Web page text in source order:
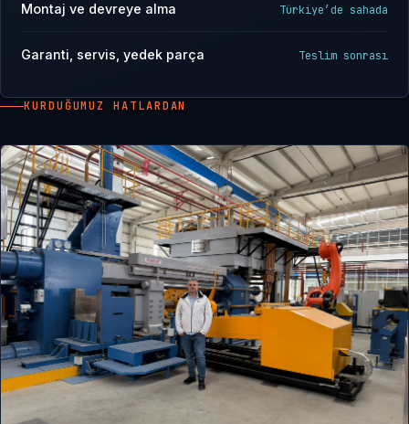
Montaj ve devreye alma Türkiye’de sahada
Garanti, servis, yedek parça Teslim sonrası
KURDUĞUMUZ HATLARDAN